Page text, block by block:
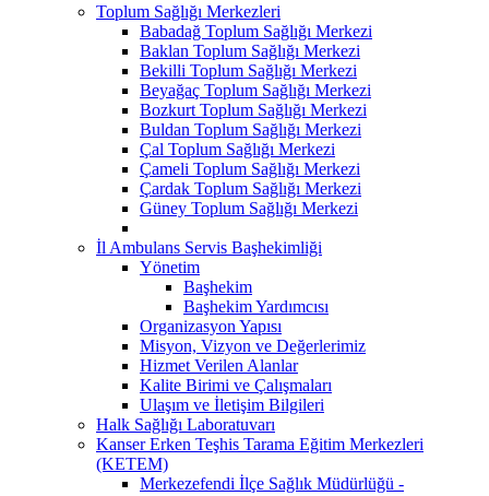
Toplum Sağlığı Merkezleri
Babadağ Toplum Sağlığı Merkezi
Baklan Toplum Sağlığı Merkezi
Bekilli Toplum Sağlığı Merkezi
Beyağaç Toplum Sağlığı Merkezi
Bozkurt Toplum Sağlığı Merkezi
Buldan Toplum Sağlığı Merkezi
Çal Toplum Sağlığı Merkezi
Çameli Toplum Sağlığı Merkezi
Çardak Toplum Sağlığı Merkezi
Güney Toplum Sağlığı Merkezi
İl Ambulans Servis Başhekimliği
Yönetim
Başhekim
Başhekim Yardımcısı
Organizasyon Yapısı
Misyon, Vizyon ve Değerlerimiz
Hizmet Verilen Alanlar
Kalite Birimi ve Çalışmaları
Ulaşım ve İletişim Bilgileri
Halk Sağlığı Laboratuvarı
Kanser Erken Teşhis Tarama Eğitim Merkezleri
(KETEM)
Merkezefendi İlçe Sağlık Müdürlüğü -